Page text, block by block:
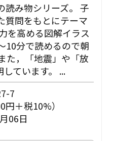
読み物シリーズ。 子
質問をもとにテーマ
を高める図解イラス
10分で読めるので朝
た，「地震」や「放
ています。 ...
7
＋税10%）
06日